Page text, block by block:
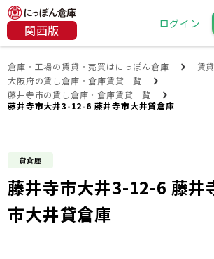
関西版 ログイン
倉庫・工場の賃貸・売買はにっぽん倉庫
賃
大阪府の賃し倉庫・倉庫賃貸一覧
藤井寺市の賃し倉庫・倉庫賃貸一覧
藤井寺市大井3-12-6 藤井寺市大井貸倉庫
貸倉庫
藤井寺市大井3-12-6 藤井
市大井貸倉庫